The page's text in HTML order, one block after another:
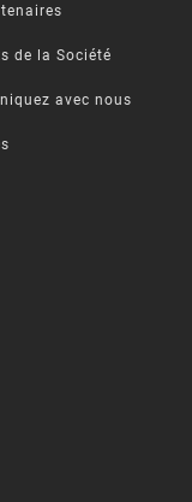
de la Société
avec nous